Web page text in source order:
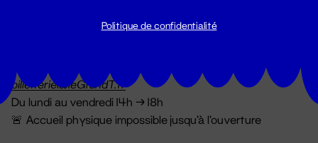
billetterie@leGrandT.fr
Du lundi au vendredi 14h → 18h
🚨 Accueil physique impossible jusqu'à l'ouverture
Politique de confidentialité